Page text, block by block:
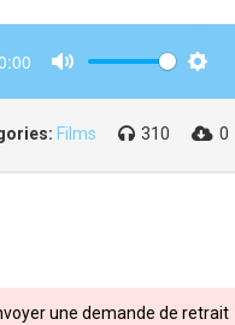
Films 310 0
une demande de retrait